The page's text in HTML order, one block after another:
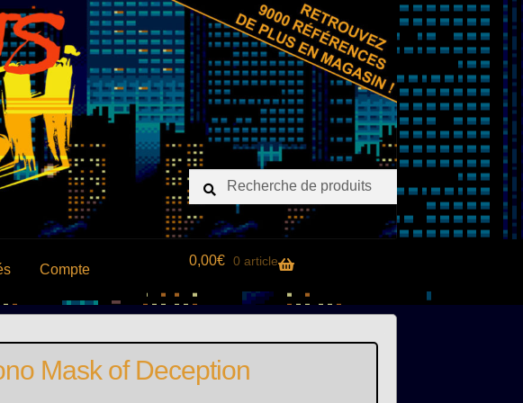
Recherche
pour :
Recherche
Compte
0,00€ 0 article
Mask of Deception